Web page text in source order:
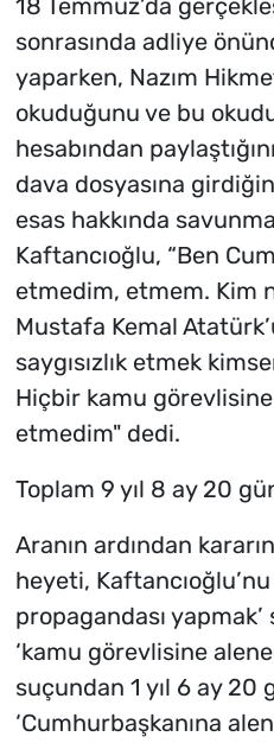
18 Temmuz’da
sonrasında adliye
yaparken, Nazım
okuduğunu ve bu
hesabından
dava dosyasına
esas hakkında
Kaftancıoğlu, “Ben
etmedim, etmem. Kim
Mustafa Kemal
saygısızlık etmek
Hiçbir kamu
etmedim" dedi.
Toplam 9 yıl 8 ay 20
Aranın ardından
heyeti,
propagandası yapmak’
‘kamu görevlisine
suçundan 1 yıl 6 ay 20
‘Cumhurbaşkanına